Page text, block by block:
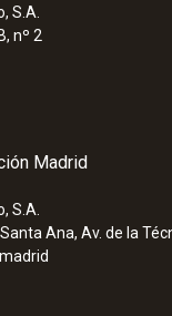
S.A.
nº 2
Madrid
S.A.
Ana, Av. de la